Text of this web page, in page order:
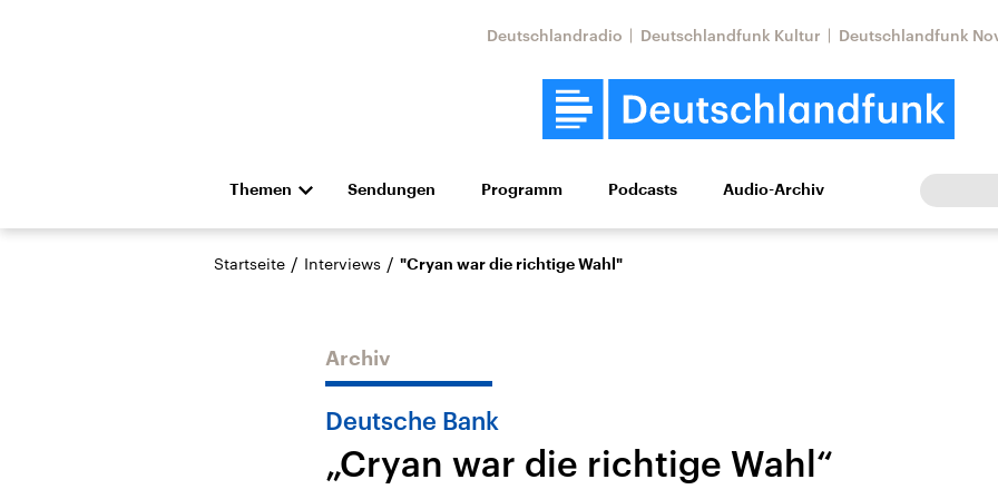
Deutschlandradio Deutschlandfunk Kultur Deutschlandfunk
Themen
Die Nachrichten Politik Wirtschaft Wissen Kultur Europa
Hörspiel und Feature Musik
Aktuelle Beiträge,
Nahostkonflikt
Iran
Aktuelle Lage und
Sendungen Programm Podcasts Audio-Archiv
Startseite / Interviews / "Cryan war die richtige Wahl"
Archiv
Deutsche Bank
„Cryan war die richtige Wahl“